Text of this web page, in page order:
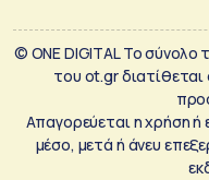
© ONE DIGITAL Το σύνολο
του ot.gr
Απαγορεύεται η χρήση
μέσο, μετά ή άνευ